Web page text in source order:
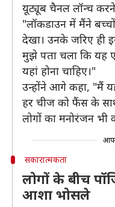
यूट्यूब चैनल लॉन्च
"लॉकडाउन में मैंने
देखा। उनके जरिए ही
मुझे पता चला कि यह
यहां होना चाहिए।"
उन्होंने आगे कहा, "मैं
हर चीज को फैंस के
लोगों का मनोरंजन भी
सकारात्मकता
लोगों के बीच
आशा भोसले